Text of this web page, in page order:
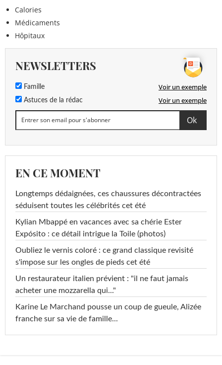
Calories
Médicaments
Hôpitaux
NEWSLETTERS
Famille Voir un exemple
Astuces de la rédac Voir un exemple
EN CE MOMENT
Longtemps dédaignées, ces chaussures décontractées
séduisent toutes les célébrités cet été
Kylian Mbappé en vacances avec sa chérie Ester
Expósito : ce détail intrigue la Toile (photos)
Oubliez le vernis coloré : ce grand classique revisité
s'impose sur les ongles de pieds cet été
Un restaurateur italien prévient : "il ne faut jamais
acheter une mozzarella qui..."
Karine Le Marchand pousse un coup de gueule, Alizée
franche sur sa vie de famille...